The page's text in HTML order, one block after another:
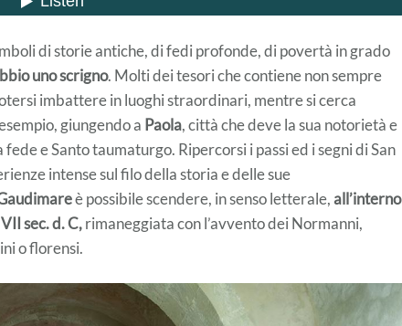
di storie antiche, di fedi profonde, di povertà in grado
uno scrigno. Molti dei tesori che contiene non sempre
imbattere in luoghi straordinari, mentre si cerca
giungendo a Paola, città che deve la sua notorietà e
fede e Santo taumaturgo. Ripercorsi i passi ed i segni di San
intense sul filo della storia e delle sue
è possibile scendere, in senso letterale,all’interno
sec. d. C,rimaneggiata con l’avvento dei Normanni,
o florensi.